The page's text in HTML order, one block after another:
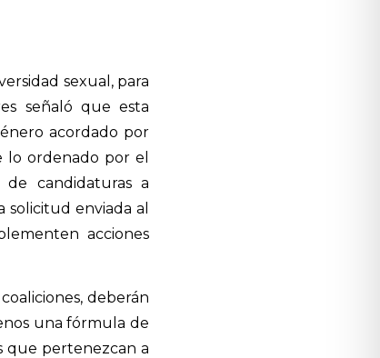
sexual, para
señaló que esta
acordado por
lo ordenado por el
candidaturas a
solicitud enviada al
acciones
deberán
una fórmula de
que pertenezcan a